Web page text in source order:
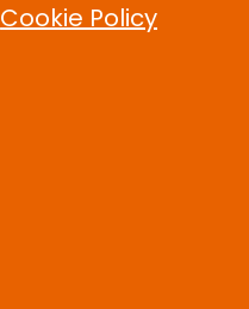
Cookie Policy